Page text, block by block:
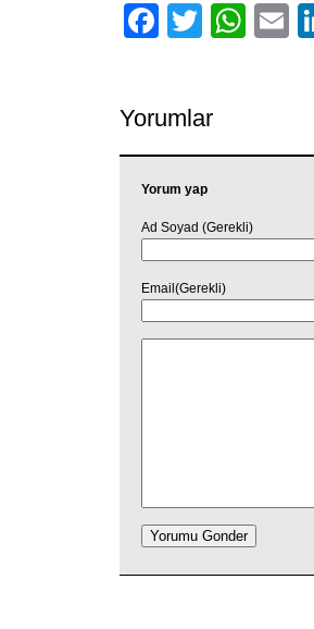
Facebook
Twitter
Yorumlar
Yorum yap
Ad Soyad (Gerekli)
Email(Gerekli)